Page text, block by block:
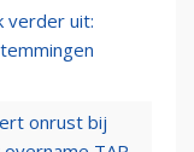
verder uit:
onrust bij